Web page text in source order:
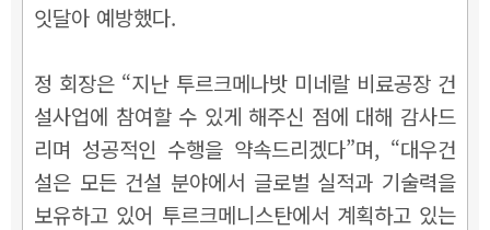
잇달아 예방했다.
정 회장은 “지난 투르크메나밧 미네랄 비료공장 건
설사업에 참여할 수 있게 해주신 점에 대해 감사드
리며 성공적인 수행을 약속드리겠다”며, “대우건
설은 모든 건설 분야에서 글로벌 실적과 기술력을
보유하고 있어 투르크메니스탄에서 계획하고 있는